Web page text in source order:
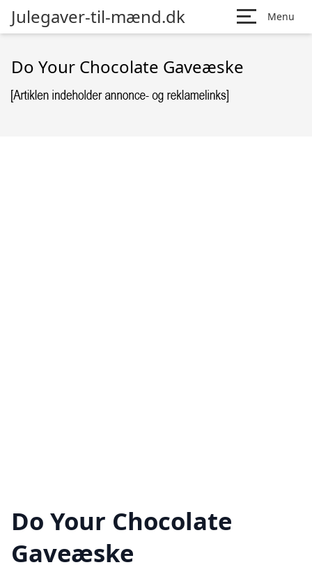
Julegaver-til-mænd.dk Menu
Do Your Chocolate Gaveæske
Do Your Chocolate
Gaveæske